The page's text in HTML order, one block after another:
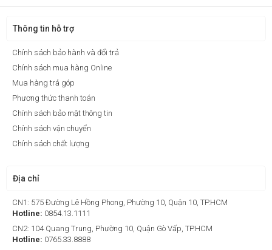
Thông tin hỗ trợ
Chính sách bảo hành và đổi trả
Chính sách mua hàng Online
Mua hàng trả góp
Phương thức thanh toán
Chính sách bảo mật thông tin
Chính sách vận chuyển
Chính sách chất lượng
Địa chỉ
CN1: 575 Đường Lê Hồng Phong, Phường 10, Quận 10, TP.HCM
Hotline: 0854.13.1111
CN2: 104 Quang Trung, Phường 10, Quận Gò Vấp, TP.HCM
Hotline: 0765.33.8888